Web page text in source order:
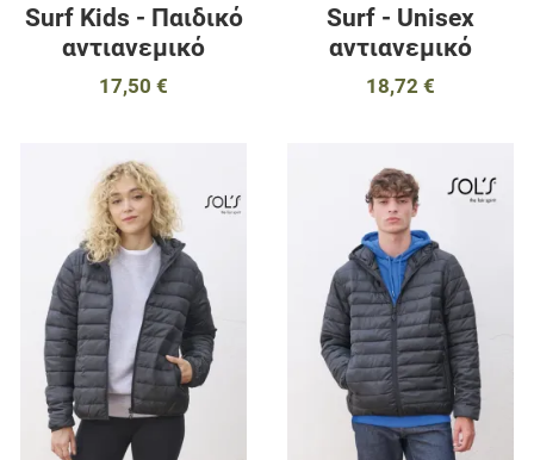
Surf Kids - Παιδικό
αντιανεμικό
17,50 €
Surf - Unisex
αντιανεμικό
18,72 €
Προσθήκη στα αγαπημένα
Προσθήκη για σύγκριση
Γρήγορη ματιά